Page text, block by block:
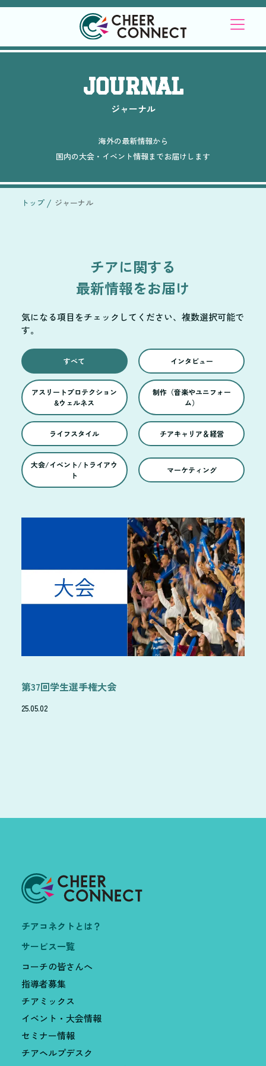
JOURNAL
ジャーナル
海外の最新情報から
国内の大会・イベント情報までお届けします
トップ ジャーナル
チアに関する
最新情報をお届け
気になる項目をチェックしてください、複数選択可能で
す。
すべて インタビュー
アスリートプロテクション
&ウェルネス
制作（音楽やユニフォー
ム）
ライフスタイル チアキャリア＆経営
大会/イベント/トライアウ
ト
マーケティング
第37回学生選手権大会
25.05.02
チアコネクトとは？
サービス一覧
コーチの皆さんへ
指導者募集
チアミックス
イベント・大会情報
セミナー情報
チアヘルプデスク